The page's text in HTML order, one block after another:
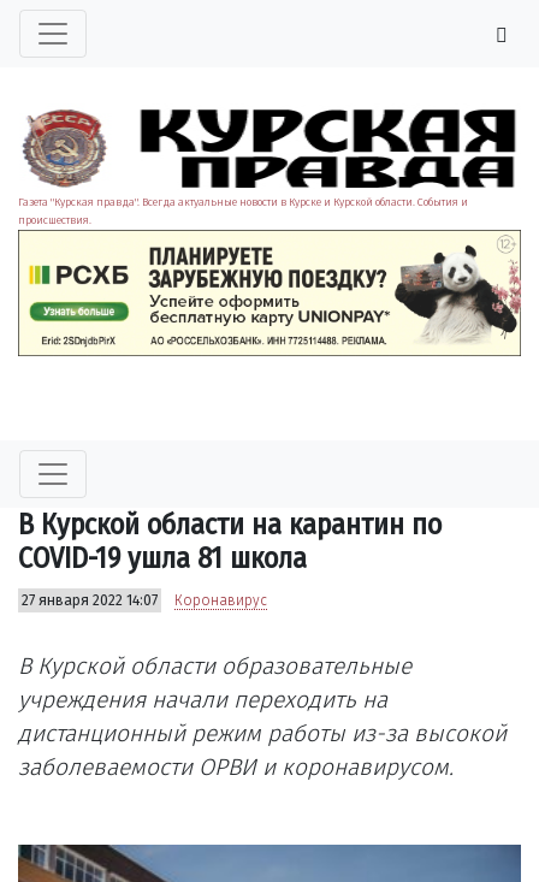
Газета "Курская правда". Всегда актуальные новости в Курске и Курской области. События и
происшествия.
В Курской области на карантин по
COVID-19 ушла 81 школа
27 января 2022 14:07 Коронавирус
В Курской области образовательные
учреждения начали переходить на
дистанционный режим работы из-за высокой
заболеваемости ОРВИ и коронавирусом.